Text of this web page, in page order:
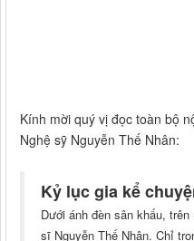
Kính mời quý vị đọc toàn bộ
Nghệ sỹ Nguyễn Thế Nhân:
Kỷ lục gia kể
Dưới ánh đèn sân khấu,
sĩ Nguyễn Thế Nhân. Chỉ